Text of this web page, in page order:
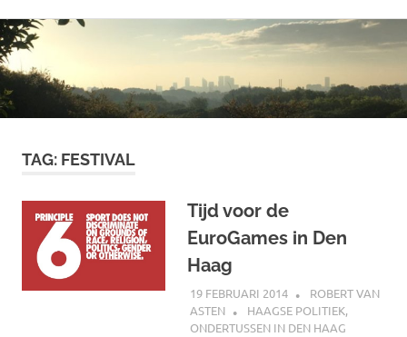
Ga
naar
de
inhoud
TAG: FESTIVAL
Tijd voor de
EuroGames in Den
Haag
19 FEBRUARI 2014
ROBERT VAN
ASTEN
HAAGSE POLITIEK,
ONDERTUSSEN IN DEN HAAG